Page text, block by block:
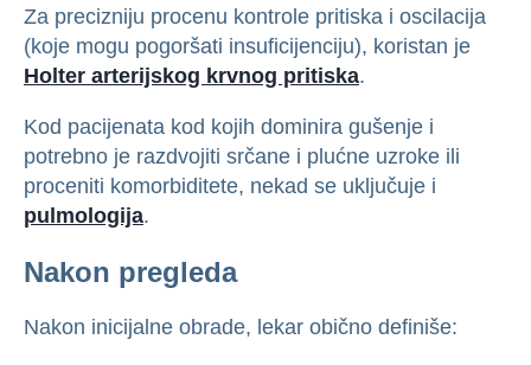
Za precizniju procenu kontrole pritiska i oscilacija
(koje mogu pogoršati insuficijenciju), koristan je
Holter arterijskog krvnog pritiska.
Kod pacijenata kod kojih dominira gušenje i
potrebno je razdvojiti srčane i plućne uzroke ili
proceniti komorbiditete, nekad se uključuje i
pulmologija.
Nakon pregleda
Nakon inicijalne obrade, lekar obično definiše: